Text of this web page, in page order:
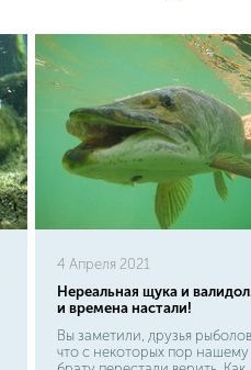
4 Апреля 2021
Нереальная щука и
и времена настали!
Вы заметили, друзья
что с некоторых пор нашему